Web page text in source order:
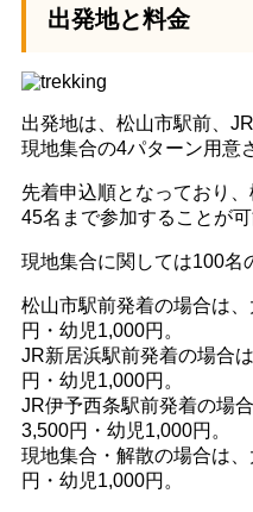
出発地と料金
出発地は、松山市駅前、
現地集合の4パターン用意
先着申込順となっており
45名まで参加することが可
現地集合に関しては100名
松山市駅前発着の場合は
円・幼児1,000円。
JR新居浜駅前発着の場合
円・幼児1,000円。
JR伊予西条駅前発着の場
3,500円・幼児1,000円。
現地集合・解散の場合は
円・幼児1,000円。